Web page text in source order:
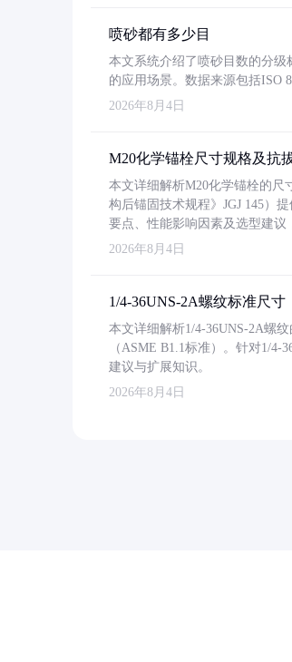
喷砂都有多少目
本文系统介绍了喷砂目数的分级
的应用场景。数据来源包括ISO
2026年8月4日
M20化学锚栓尺寸规格及抗
本文详细解析M20化学锚栓的尺
构后锚固技术规程》JGJ 145）
要点、性能影响因素及选型建议
2026年8月4日
1/4-36UNS-2A螺纹标准尺寸
本文详细解析1/4-36UNS-2A螺
（ASME B1.1标准）。针对1/
建议与扩展知识。
2026年8月4日